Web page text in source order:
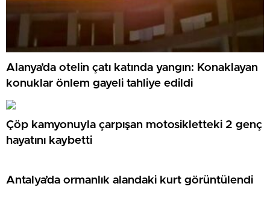
Alanya’da otelin çatı katında yangın: Konaklayan
konuklar önlem gayeli tahliye edildi
Çöp kamyonuyla çarpışan motosikletteki 2 genç
hayatını kaybetti
Antalya’da ormanlık alandaki kurt görüntülendi